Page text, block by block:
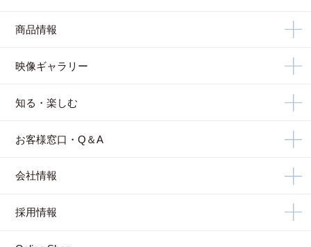
商品情報
映像ギャラリー
知る・楽しむ
お客様窓口・Q＆A
会社情報
採用情報